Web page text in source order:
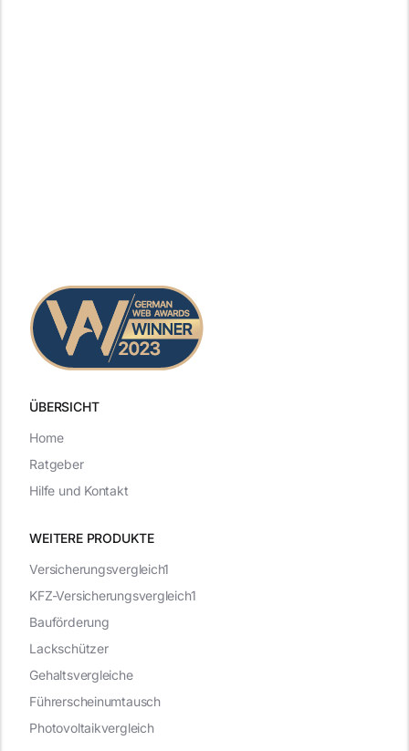
ÜBERSICHT
WEITERE PRODUKTE
Versicherungsvergleich1
KFZ-Versicherungsvergleich1
Bauförderung
Lackschützer
Gehaltsvergleiche
Führerscheinumtausch
Photovoltaikvergleich
Home
Ratgeber
Hilfe und Kontakt